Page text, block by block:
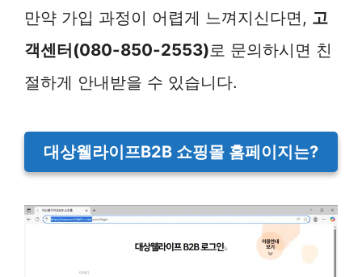
만약 가입 과정이 어렵게 느껴지신다면, 고
객센터(080-850-2553)로 문의하시면 친
절하게 안내받을 수 있습니다.
대상웰라이프B2B 쇼핑몰 홈페이지는?